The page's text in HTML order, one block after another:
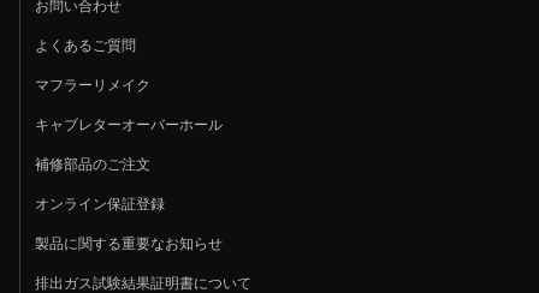
お問い合わせ
よくあるご質問
マフラーリメイク
キャブレターオーバーホール
補修部品のご注文
オンライン保証登録
製品に関する重要なお知らせ
排出ガス試験結果証明書について